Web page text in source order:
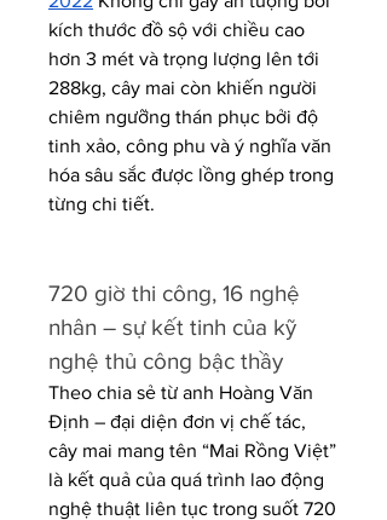
kích thước đồ sộ với chiều cao
hơn 3 mét và trọng lượng lên tới
288kg, cây mai còn khiến người
chiêm ngưỡng thán phục bởi độ
tinh xảo, công phu và ý nghĩa văn
hóa sâu sắc được lồng ghép trong
từng chi tiết.
720 giờ thi công, 16 nghệ
nhân – sự kết tinh của kỹ
nghệ thủ công bậc thầy
Theo chia sẻ từ anh Hoàng Văn
Định – đại diện đơn vị chế tác,
cây mai mang tên “Mai Rồng Việt”
là kết quả của quá trình lao động
nghệ thuật liên tục trong suốt 720